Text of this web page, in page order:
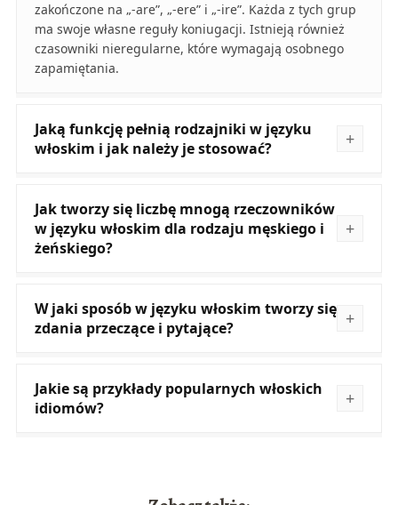
zakończone na „-are”, „-ere” i „-ire”. Każda z tych grup
ma swoje własne reguły koniugacji. Istnieją również
czasowniki nieregularne, które wymagają osobnego
zapamiętania.
Jaką funkcję pełnią rodzajniki w języku
włoskim i jak należy je stosować?
Jak tworzy się liczbę mnogą rzeczowników
w języku włoskim dla rodzaju męskiego i
żeńskiego?
W jaki sposób w języku włoskim tworzy się
zdania przeczące i pytające?
Jakie są przykłady popularnych włoskich
idiomów?